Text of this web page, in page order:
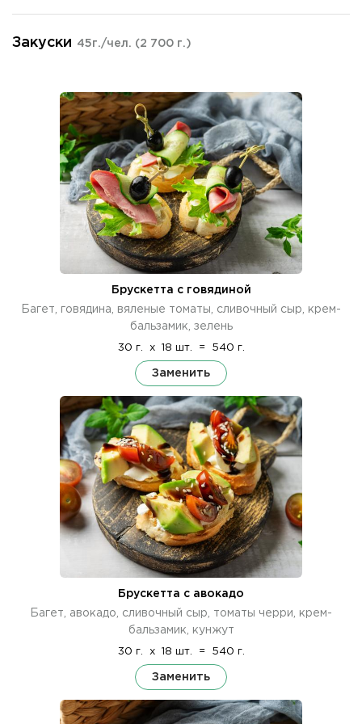
Закуски 45г./чел. (2 700 г.)
Брускетта с говядиной
Багет, говядина, вяленые томаты, сливочный сыр, крем-
бальзамик, зелень
30 г. x 18 шт. = 540 г.
Заменить
Брускетта с авокадо
Багет, авокадо, сливочный сыр, томаты черри, крем-
бальзамик, кунжут
30 г. x 18 шт. = 540 г.
Заменить